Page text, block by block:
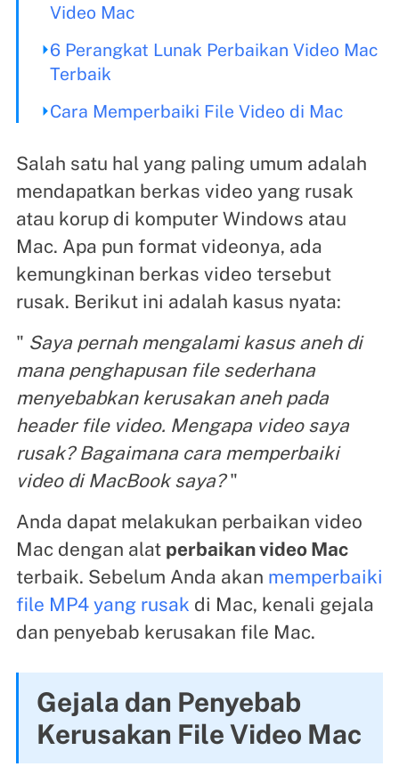
Video Mac
6 Perangkat Lunak Perbaikan Video Mac
Terbaik
Cara Memperbaiki File Video di Mac
Salah satu hal yang paling umum adalah
mendapatkan berkas video yang rusak
atau korup di komputer Windows atau
Mac. Apa pun format videonya, ada
kemungkinan berkas video tersebut
rusak. Berikut ini adalah kasus nyata:
" Saya pernah mengalami kasus aneh di
mana penghapusan file sederhana
menyebabkan kerusakan aneh pada
header file video. Mengapa video saya
rusak? Bagaimana cara memperbaiki
video di MacBook saya?"
Anda dapat melakukan perbaikan video
Mac dengan alat perbaikan video Mac
terbaik. Sebelum Anda akan memperbaiki
file MP4 yang rusak di Mac, kenali gejala
dan penyebab kerusakan file Mac.
Gejala dan Penyebab
Kerusakan File Video Mac